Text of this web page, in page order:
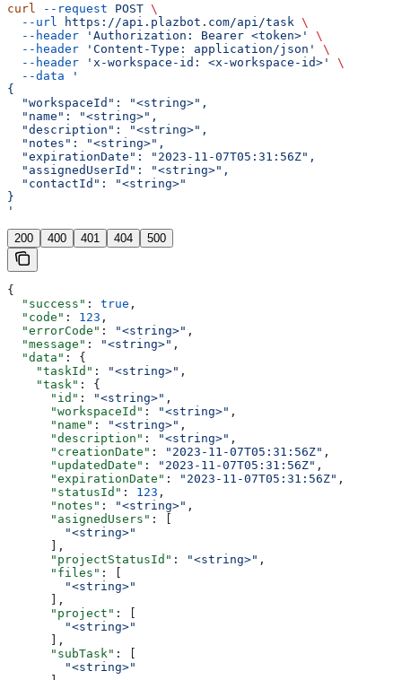
curl --request POST \
  --url
https://api.plazbot.com/api/task \
  --header
'Authorization: Bearer <token>'
\
  --header
'Content-Type: application/json'
\
  --header
'x-workspace-id: <x-workspace-id>'
\
  --data
'
{
  "workspaceId": "<string>",
  "name": "<string>",
  "description": "<string>",
  "notes": "<string>",
  "expirationDate": "2023-11-07T05:31:56Z",
  "assignedUserId": "<string>",
  "contactId": "<string>"
}
'
200 400 401 404 500
{
  "success"
: true ,
  "code"
: 123 ,
  "errorCode"
: "<string>" ,
  "message"
: "<string>" ,
  "data"
: {
    "taskId"
: "<string>" ,
    "task"
: {
      "id"
: "<string>" ,
      "workspaceId"
: "<string>" ,
      "name"
: "<string>" ,
      "description"
: "<string>" ,
      "creationDate"
: "2023-11-07T05:31:56Z" ,
      "updatedDate"
: "2023-11-07T05:31:56Z" ,
      "expirationDate"
: "2023-11-07T05:31:56Z" ,
      "statusId"
: 123 ,
      "notes"
: "<string>" ,
      "asignedUsers"
: [
        "<string>"
      ],
      "projectStatusId"
: "<string>" ,
      "files"
: [
        "<string>"
      ],
      "project"
: [
        "<string>"
      ],
      "subTask"
: [
        "<string>"